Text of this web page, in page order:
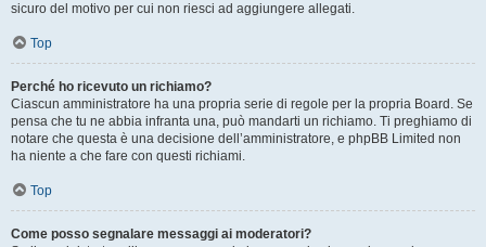
sicuro del motivo per cui non riesci ad aggiungere allegati.
Top
Perché ho ricevuto un richiamo?
Ciascun amministratore ha una propria serie di regole per la propria Board. Se
pensa che tu ne abbia infranta una, può mandarti un richiamo. Ti preghiamo di
notare che questa è una decisione dell’amministratore, e phpBB Limited non
ha niente a che fare con questi richiami.
Top
Come posso segnalare messaggi ai moderatori?